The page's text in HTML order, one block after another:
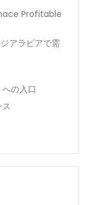
Profitable
アラビアで需
の入口